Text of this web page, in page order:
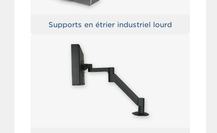
Supports en étrier industriel lourd